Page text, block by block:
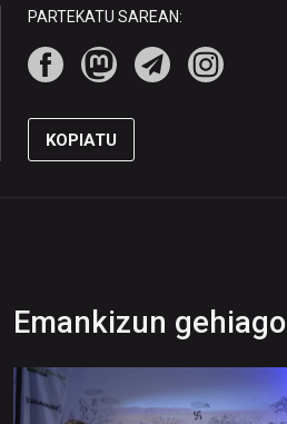
PARTEKATU SAREAN:
KOPIATU
Emankizun gehiago